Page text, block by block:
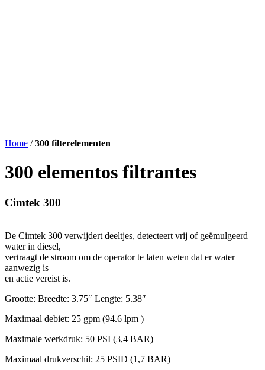
Home /300 filterelementen
300 elementos filtrantes
Cimtek 300
De Cimtek 300 verwijdert deeltjes, detecteert vrij of geëmulgeerd
water in diesel,
vertraagt de stroom om de operator te laten weten dat er water
aanwezig is
en actie vereist is.
Grootte: Breedte: 3.75″ Lengte: 5.38″
Maximaal debiet: 25 gpm (94.6 lpm )
Maximale werkdruk: 50 PSI (3,4 BAR)
Maximaal drukverschil: 25 PSID (1,7 BAR)